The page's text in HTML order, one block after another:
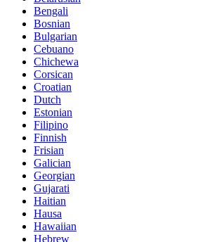
Bengali
Bosnian
Bulgarian
Cebuano
Chichewa
Corsican
Croatian
Dutch
Estonian
Filipino
Finnish
Frisian
Galician
Georgian
Gujarati
Haitian
Hausa
Hawaiian
Hebrew